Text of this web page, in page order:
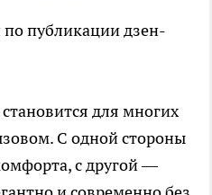
публикации дзен-
для многих
С одной стороны
с другой —